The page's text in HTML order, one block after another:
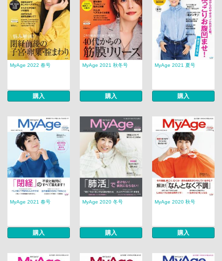
MyAge 2022 春号
購入
MyAge 2021 秋冬号
購入
MyAge 2021 夏号
購入
MyAge 2021 春号
購入
MyAge 2020 冬号
購入
MyAge 2020 秋号
購入